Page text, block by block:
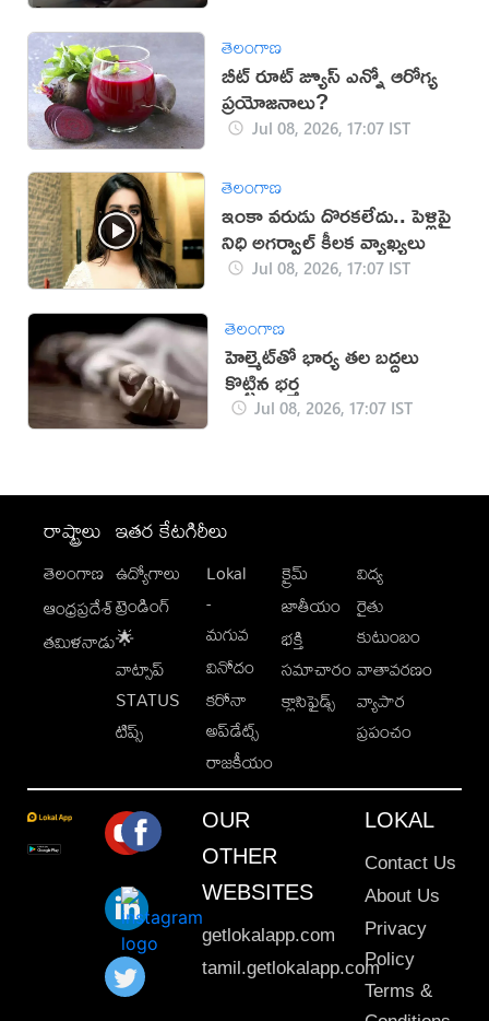
తెలంగాణ
బీట్ రూట్ జ్యూస్ ఎన్నో ఆరోగ్య
ప్రయోజనాలు?
Jul 08, 2026, 17:07 IST
తెలంగాణ
ఇంకా వరుడు దొరకలేదు.. పెళ్లిపై
నిధి అగర్వాల్ కీలక వ్యాఖ్యలు
Jul 08, 2026, 17:07 IST
తెలంగాణ
హెల్మెట్‌తో భార్య తల బద్దలు
కొట్టిన భర్త
Jul 08, 2026, 17:07 IST
రాష్ట్రాలు
తెలంగాణ
ఆంధ్రప్రదేశ్
తమిళనాడు
ఇతర కేటగిరీలు
ఉద్యోగాలు
ట్రెండింగ్
🌟
వాట్సాప్
STATUS
టిప్స్
Lokal
-
మగువ
వినోదం
కరోనా
అప్‌డేట్స్
రాజకీయం
క్రైమ్
జాతీయం
భక్తి
సమాచారం
క్లాసిఫైడ్స్
విద్య
రైతు
కుటుంబం
వాతావరణం
వ్యాపార
ప్రపంచం
OUR
OTHER
WEBSITES
getlokalapp.com
tamil.getlokalapp.com
LOKAL
Contact Us
About Us
Privacy
Policy
Terms &